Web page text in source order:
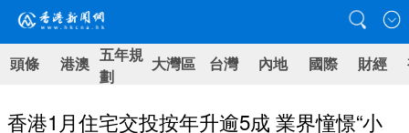
頭條 港澳 五年規
劃
大灣區 台灣 內地 國際 財經
香港1月住宅交投按年升逾5成 業界憧憬“小